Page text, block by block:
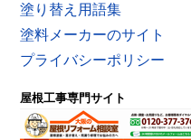
塗り替え用語集
塗料メーカーのサイト
プライバシーポリシー
屋根工事専門サイト